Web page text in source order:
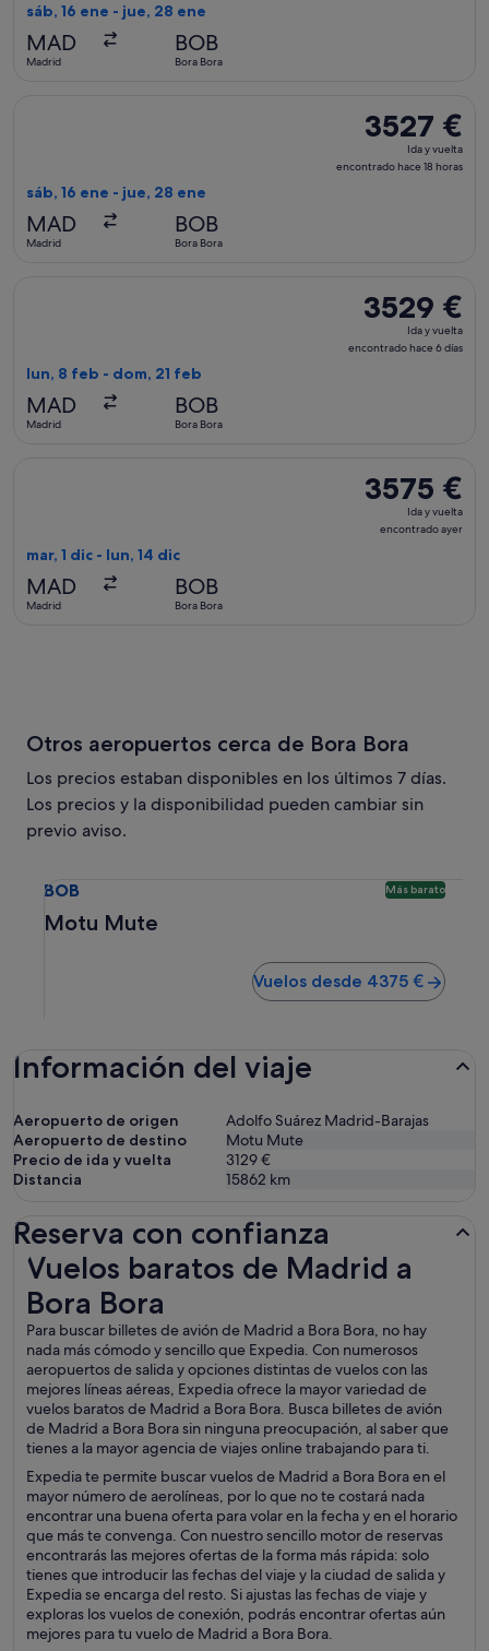
sáb, 16 ene - jue, 28 ene
MAD
Madrid
BOB
Bora Bora
3527 €
Ida
y
3527 €
Ida y vuelta
encontrado hace 18 horas
sáb, 16 ene - jue, 28 ene
MAD
Madrid
BOB
Bora Bora
3529 €
Ida
y
3529 €
Ida y vuelta
encontrado hace 6 días
lun, 8 feb - dom, 21 feb
MAD
Madrid
BOB
Bora Bora
3575 €
Ida
3575 €
Ida y vuelta
encontrado ayer
mar, 1 dic - lun, 14 dic
MAD
Madrid
BOB
Bora Bora
Otros aeropuertos cerca de Bora Bora
Los precios estaban disponibles en los últimos 7 días.
Los precios y la disponibilidad pueden cambiar sin
previo aviso.
BOB Más barato
Motu Mute
Vuelos desde 4375 €
Información del viaje
Aeropuerto de origen
Adolfo Suárez Madrid-Barajas
Aeropuerto de destino
Motu Mute
Precio de ida y vuelta
3129 €
Distancia
15862 km
Reserva con confianza
Vuelos baratos de Madrid a
Bora Bora
Para buscar billetes de avión de Madrid a Bora Bora, no hay
nada más cómodo y sencillo que Expedia. Con numerosos
aeropuertos de salida y opciones distintas de vuelos con las
mejores líneas aéreas, Expedia ofrece la mayor variedad de
vuelos baratos de Madrid a Bora Bora. Busca billetes de avión
de Madrid a Bora Bora sin ninguna preocupación, al saber que
tienes a la mayor agencia de viajes online trabajando para ti.
Expedia te permite buscar vuelos de Madrid a Bora Bora en el
mayor número de aerolíneas, por lo que no te costará nada
encontrar una buena oferta para volar en la fecha y en el horario
que más te convenga. Con nuestro sencillo motor de reservas
encontrarás las mejores ofertas de la forma más rápida: solo
tienes que introducir las fechas del viaje y la ciudad de salida y
Expedia se encarga del resto. Si ajustas las fechas de viaje y
exploras los vuelos de conexión, podrás encontrar ofertas aún
mejores para tu vuelo de Madrid a Bora Bora.
Vuelos baratos de Madrid a Bora Bora